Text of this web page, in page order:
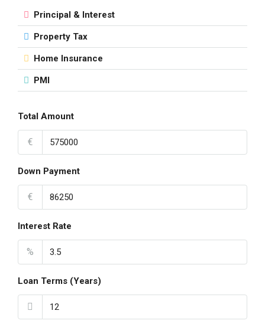
Principal & Interest
Property Tax
Home Insurance
PMI
Total Amount
€
Down Payment
€
Interest Rate
%
Loan Terms (Years)